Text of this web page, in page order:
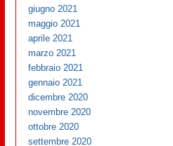
giugno 2021
maggio 2021
aprile 2021
marzo 2021
febbraio 2021
gennaio 2021
dicembre 2020
novembre 2020
ottobre 2020
settembre 2020